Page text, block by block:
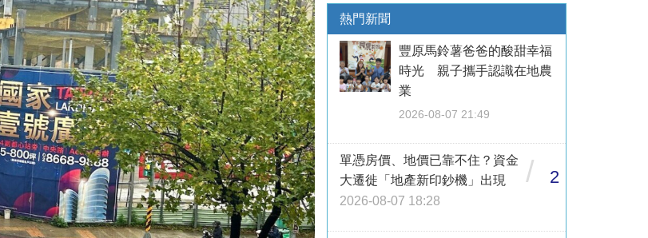
熱門新聞
豐原馬鈴薯爸爸的酸甜幸福
時光 親子攜手認識在地農
業
2026-08-07 21:49
單憑房價、地價已靠不住？資金
大遷徙「地產新印鈔機」出現
2026-08-07 18:28
/ 2